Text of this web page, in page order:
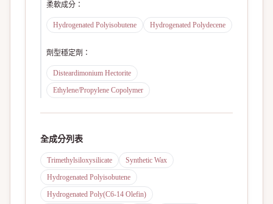
柔軟成分 ：
Hydrogenated Polyisobutene Hydrogenated Polydecene
劑型穩定劑 ：
Disteardimonium Hectorite
Ethylene/Propylene Copolymer
全成分列表
Trimethylsiloxysilicate
Synthetic Wax
Hydrogenated Polyisobutene
Hydrogenated Poly(C6-14 Olefin)